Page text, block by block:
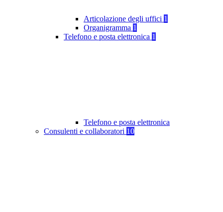
Articolazione degli uffici 1
Organigramma 1
Telefono e posta elettronica 1
Telefono e posta elettronica
Consulenti e collaboratori 10